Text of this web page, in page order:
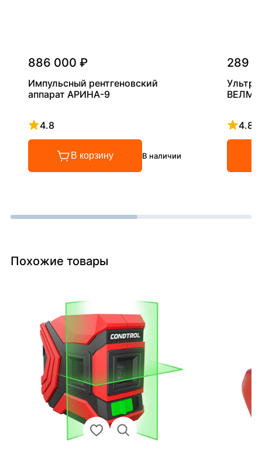
886 000 ₽
Импульсный рентгеновский
аппарат АРИНА-9
4.8
Рейтинг 4.8 из 5
В корзину В наличии
289
4.8
Похожие товары